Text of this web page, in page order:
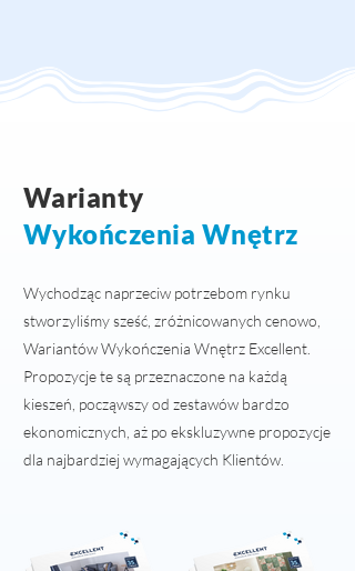
Warianty
Wykończenia Wnętrz
Wychodząc naprzeciw potrzebom rynku
stworzyliśmy sześć, zróżnicowanych cenowo,
Wariantów Wykończenia Wnętrz Excellent.
Propozycje te są przeznaczone na każdą
kieszeń, począwszy od zestawów bardzo
ekonomicznych, aż po ekskluzywne propozycje
dla najbardziej wymagających Klientów.